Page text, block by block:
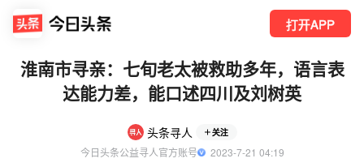
打开APP
淮南市寻亲：七旬老太被救助多年，语言表
达能力差，能口述四川及刘树英
头条寻人 关注
今日头条公益寻人官方账号
  2023-7-21 04:19